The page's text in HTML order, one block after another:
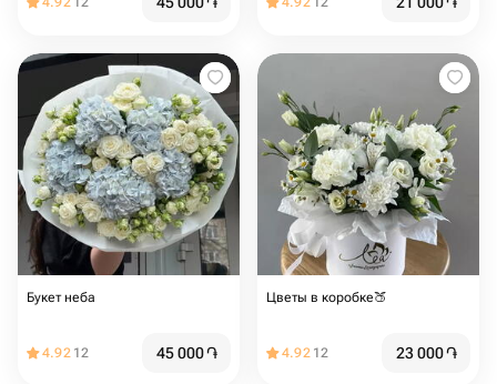
Букет неба
4.92 12 45 000֏
Цветы в коробке🍑
4.92 12 23 000֏